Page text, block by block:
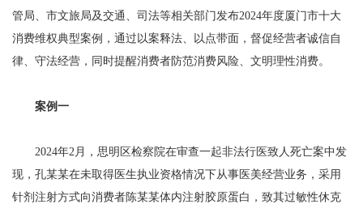
管局、市文旅局及交通、司法等相关部门发布2024年度厦门市十大
消费维权典型案例，通过以案释法、以点带面，督促经营者诚信自
律、守法经营，同时提醒消费者防范消费风险、文明理性消费。
案例一
2024年2月，思明区检察院在审查一起非法行医致人死亡案中发
现，孔某某在未取得医生执业资格情况下从事医美经营业务，采用
针剂注射方式向消费者陈某某体内注射胶原蛋白，致其过敏性休克